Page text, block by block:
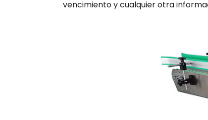
vencimiento y cualquier otra